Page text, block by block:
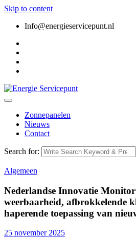
Skip to content
Info@energieservicepunt.nl
Zonnepanelen
Nieuws
Contact
Search for:
Algemeen
Nederlandse Innovatie
weerbaarheid, afbrokkelende
haperende toepassing van
25 november 2025